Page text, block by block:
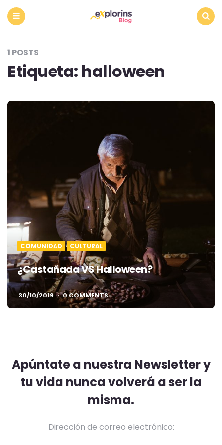
1 POSTS
Etiqueta: halloween
COMUNIDAD CULTURAL
¿Castañada VS Halloween?
30/10/2019 0 COMMENTS
Apúntate a nuestra Newsletter y
tu vida nunca volverá a ser la
misma.
Dirección de correo electrónico: